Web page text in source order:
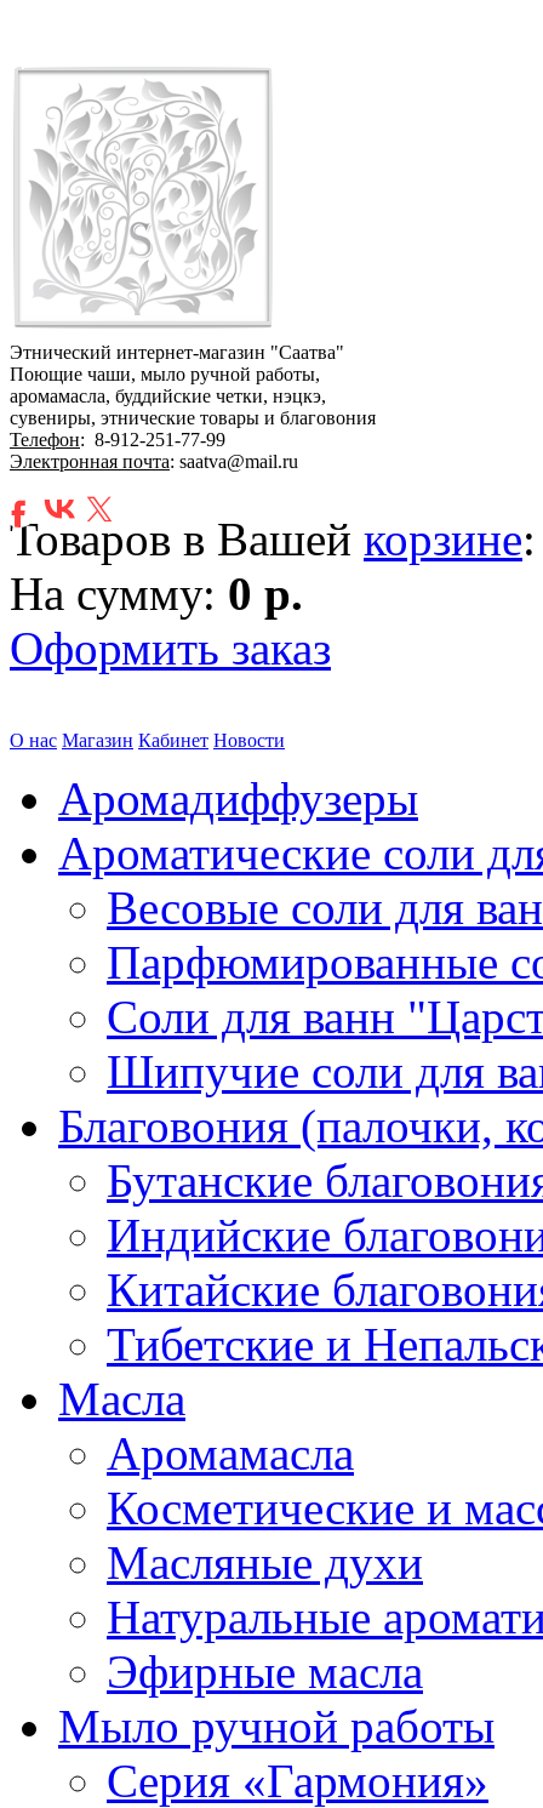
Этнический интернет-магазин "Саатва"
Поющие чаши, мыло ручной работы,
аромамасла, буддийские четки, нэцкэ,
сувениры, этнические товары и благовония
Телефон: 8-912-251-77-99
Электронная почта: saatva@mail.ru
Товаров в Вашей корзине
На сумму: 0 р.
Оформить заказ
О нас Магазин Кабинет Новости
Аромадиффузеры
Ароматические соли
Весовые соли для
Парфюмированные
Соли для ванн
Шипучие соли для
Благовония (палочки,
Бутанские
Индийские
Китайские
Тибетские и
Масла
Аромамасла
Косметические и
Масляные духи
Натуральные
Эфирные масла
Мыло ручной работы
Серия «Гармония»